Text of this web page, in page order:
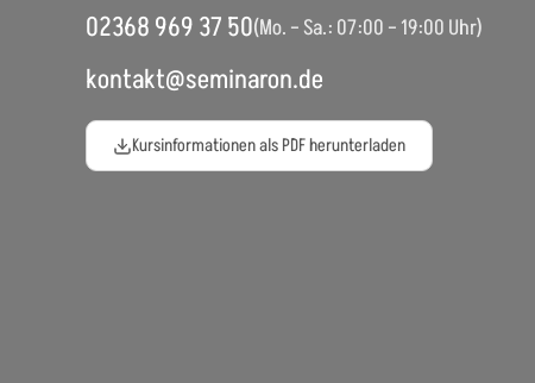
02368 969 37 50(Mo. – Sa.: 07:00 – 19:00 Uhr)
kontakt@seminaron.de
Kursinformationen als PDF herunterladen